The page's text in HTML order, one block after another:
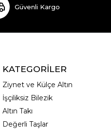
Güvenli Kargo
KATEGORİLER
Ziynet ve Külçe Altın
İşçiliksiz Bilezik
Altın Takı
Değerli Taşlar